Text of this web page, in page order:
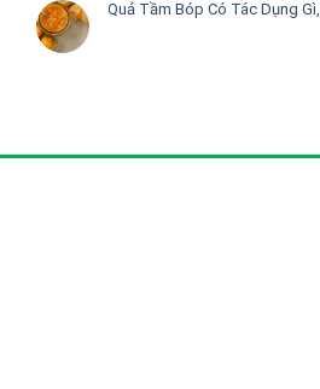
Quả Tầm Bóp Có Tác Dụng